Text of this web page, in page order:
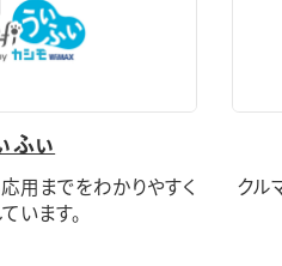
ふぃ
用までをわかりやすく
います。
クル